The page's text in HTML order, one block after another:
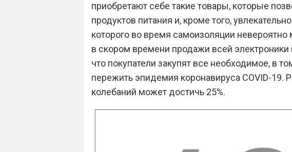
приобретают себе такие товары, которые
продуктов питания и, кроме того,
которого во время самоизоляции
в скором времени продажи всей электроники
что покупатели закупят все необходимое, в
пережить эпидемия коронавируса COVID-19.
колебаний может достичь 25%.